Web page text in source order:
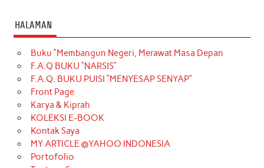
HALAMAN
Buku “Membangun Negeri, Merawat Masa Depan
F.A.Q BUKU “NARSIS”
F.A.Q. BUKU PUISI “MENYESAP SENYAP”
Front Page
Karya & Kiprah
KOLEKSI E-BOOK
Kontak Saya
MY ARTICLE @YAHOO INDONESIA
Portofolio